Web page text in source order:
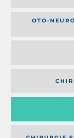
OTO-